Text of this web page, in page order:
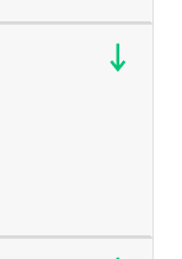
und
zwei